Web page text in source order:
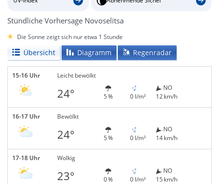
Stündliche Vorhersage Novoselitsa
Die Sonne zeigt sich nur etwa 1 Stunde
Übersicht Diagramm Regenradar
15-16 Uhr Leicht bewölkt
24° 5 % 0 l/m²
NO
12 km/h
16-17 Uhr Bewölkt
24° 5 % 0 l/m²
NO
14 km/h
17-18 Uhr Wolkig
23° 0 % 0 l/m²
NO
15 km/h